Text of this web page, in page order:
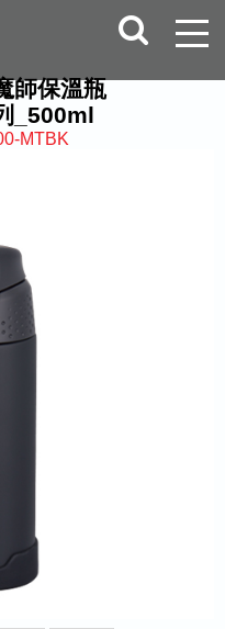
師保溫瓶
_500ml
MTBK